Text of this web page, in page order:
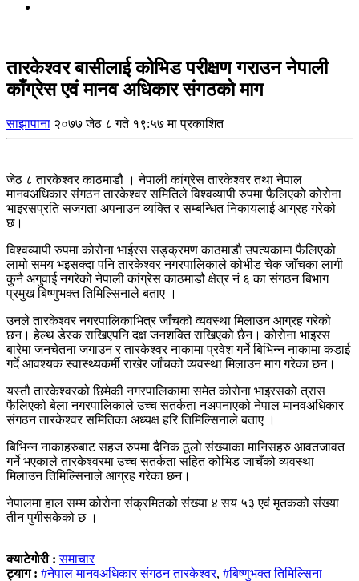
तारकेश्वर बासीलाई कोभिड परीक्षण गराउन नेपाली
काँग्रेस एवं मानव अधिकार संगठको माग
साझापाना २०७७ जेठ ८ गते १९:५७ मा प्रकाशित
जेठ ८ तारकेश्वर काठमाडौ । नेपाली कांग्रेस तारकेश्वर तथा नेपाल
मानवअधिकार संगठन तारकेश्वर समितिले विश्वव्यापी रुपमा फैलिएको कोरोना
भाइरसप्रति सजगता अपनाउन व्यक्ति र सम्बन्धित निकायलाई आग्रह गरेको
छ।
विश्वव्यापी रुपमा कोरोना भाईरस सङ्क्रमण काठमाडौ उपत्यकामा फैलिएको
लामो समय भइसक्दा पनि तारकेश्वर नगरपालिकाले कोभीड चेक जाँचका लागी
कुनै अगुवाई नगरेको नेपाली कांग्रेस काठमाडौ क्षेत्र नं ६ का संगठन बिभाग
प्रमुख बिष्णुभक्त तिमिल्सिनाले बताए ।
उनले तारकेश्वर नगरपालिकाभित्र जाँचको व्यवस्था मिलाउन आग्रह गरेको
छन। हेल्थ डेस्क राखिएपनि दक्ष जनशक्ति राखिएको छैन। कोरोना भाइरस
बारेमा जनचेतना जगाउन र तारकेश्वर नाकामा प्रवेश गर्ने बिभिन्न नाकामा कडाई
गर्दे आवश्यक स्वास्थ्यकर्मी राखेर जाँचको व्यवस्था मिलाउन माग गरेका छन।
यस्तौ तारकेश्वरको छिमेकी नगरपालिकामा समेत कोरोना भाइरसको त्रास
फैलिएको बेला नगरपालिकाले उच्च सतर्कता नअपनाएको नेपाल मानवअधिकार
संगठन तारकेश्वर समितिका अध्यक्ष हरि तिमिल्सिनाले बताए ।
बिभिन्न नाकाहरुबाट सहज रुपमा दैनिक ठूलो संख्याका मानिसहरु आवतजावत
गर्ने भएकाले तारकेश्वरमा उच्च सतर्कता सहित कोभिड जाचँको व्यवस्था
मिलाउन तिमिल्सिनाले आग्रह गरेका छन।
नेपालमा हाल सम्म कोरोना संक्रमितको संख्या ४ सय ५३ एवं मृतकको संख्या
तीन पुगीसकेको छ ।
क्याटेगोरी :समाचार
ट्याग : #नेपाल मानवअधिकार संगठन तारकेश्वर, #बिष्णुभक्त तिमिल्सिना